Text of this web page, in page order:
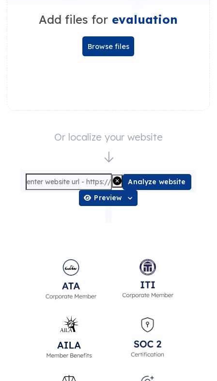
Add files for evaluation
Browse files
Or localize your website
Analyze website
Preview